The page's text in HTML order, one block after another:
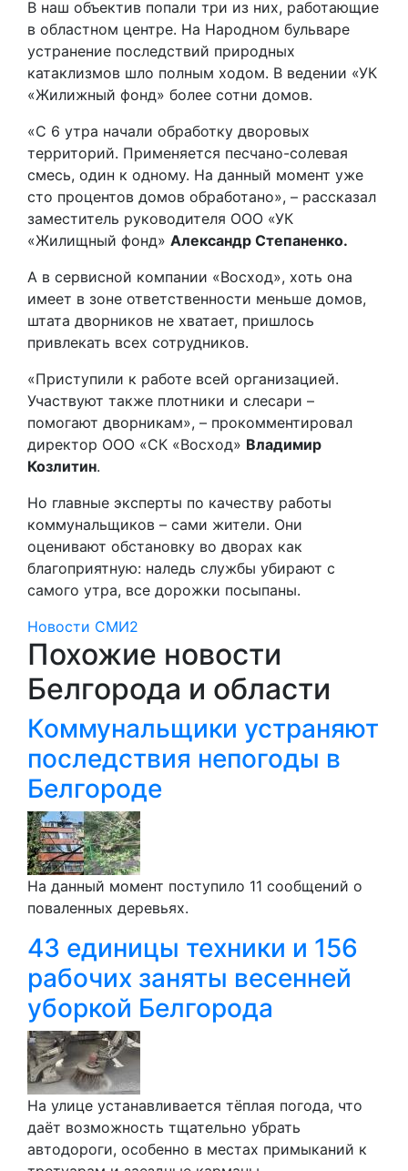
В наш объектив попали три из них, работающие
в областном центре. На Народном бульваре
устранение последствий природных
катаклизмов шло полным ходом. В ведении «УК
«Жилижный фонд» более сотни домов.
«С 6 утра начали обработку дворовых
территорий. Применяется песчано-солевая
смесь, один к одному. На данный момент уже
сто процентов домов обработано», – рассказал
заместитель руководителя ООО «УК
«Жилищный фонд» Александр Степаненко.
А в сервисной компании «Восход», хоть она
имеет в зоне ответственности меньше домов,
штата дворников не хватает, пришлось
привлекать всех сотрудников.
«Приступили к работе всей организацией.
Участвуют также плотники и слесари –
помогают дворникам», – прокомментировал
директор ООО «СК «Восход» Владимир
Козлитин.
Но главные эксперты по качеству работы
коммунальщиков – сами жители. Они
оценивают обстановку во дворах как
благоприятную: наледь службы убирают с
самого утра, все дорожки посыпаны.
Новости СМИ2
Похожие новости
Белгорода и области
Коммунальщики устраняют
последствия непогоды в
Белгороде
На данный момент поступило 11 сообщений о
поваленных деревьях.
43 единицы техники и 156
рабочих заняты весенней
уборкой Белгорода
На улице устанавливается тёплая погода, что
даёт возможность тщательно убрать
автодороги, особенно в местах примыканий к